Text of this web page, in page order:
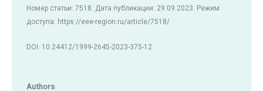
Номер статьи: 7518. Дата публикации: 29.09.2023. Режим
доступа: https://eee-region.ru/article/7518/
DOI: 10.24412/1999-2645-2023-375-12
Authors